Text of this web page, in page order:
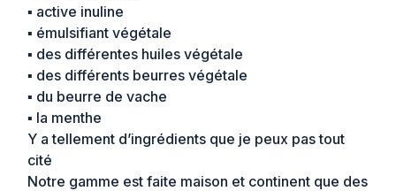
▪︎ active inuline
▪︎ émulsifiant végétale
▪︎ des différentes huiles végétale
▪︎ des différents beurres végétale
▪︎ du beurre de vache
▪︎ la menthe
Y a tellement d’ingrédients que je peux pas tout
cité
Notre gamme est faite maison et continent que des